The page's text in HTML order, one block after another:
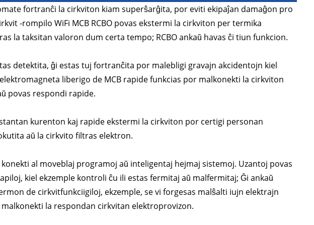
fortranĉi la cirkviton kiam superŝarĝita, por eviti ekipaĵan damaĝon pro
-rompilo WiFi MCB RCBO povas ekstermi la cirkviton per termika
la taksitan valoron dum certa tempo; RCBO ankaŭ havas ĉi tiun funkcion.
detektita, ĝi estas tuj fortranĉita por malebligi gravajn akcidentojn kiel
liberigo de MCB rapide funkcias por malkonekti la cirkviton
povas respondi rapide.
kurenton kaj rapide ekstermi la cirkviton por certigi personan
aŭ la cirkvito filtras elektron.
al moveblaj programoj aŭ inteligentaj hejmaj sistemoj. Uzantoj povas
kiel ekzemple kontroli ĉu ili estas fermitaj aŭ malfermitaj; Ĝi ankaŭ
de cirkvitfunkciigiloj, ekzemple, se vi forgesas malŝalti iujn elektrajn
la respondan cirkvitan elektroprovizon.